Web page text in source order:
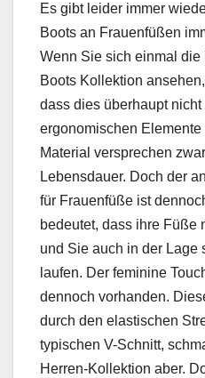
Es gibt leider immer
Boots an Frauenfüßen
Wenn Sie sich einmal
Boots Kollektion
dass dies überhaupt
ergonomischen
Material versprechen
Lebensdauer. Doch der
für Frauenfüße ist
bedeutet, dass ihre Füße
und Sie auch in der Lage
laufen. Der feminine
dennoch vorhanden.
durch den elastischen
typischen V-Schnitt,
Herren-Kollektion aber.